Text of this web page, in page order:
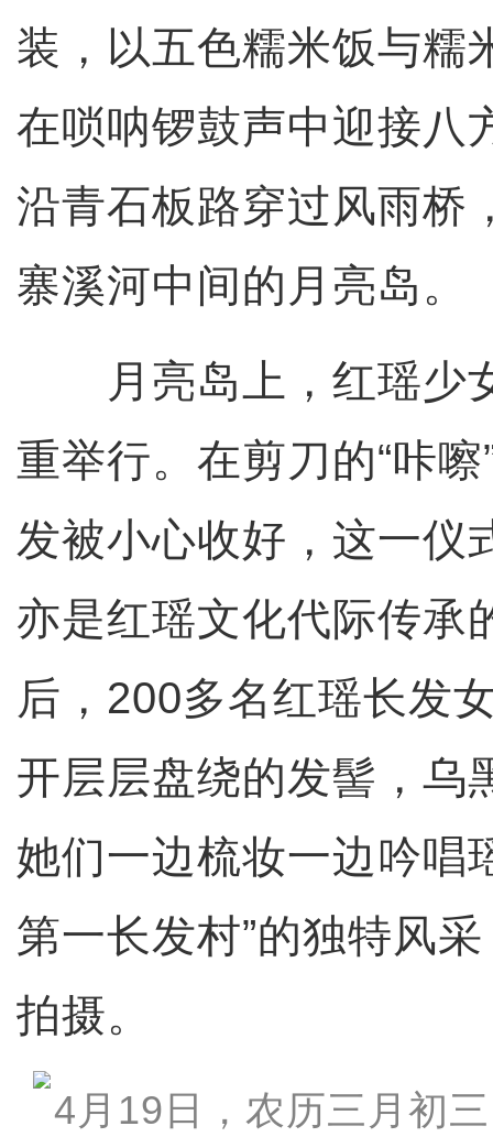
装，以五色糯米饭与糯
在唢呐锣鼓声中迎接八
沿青石板路穿过风雨桥
寨溪河中间的月亮岛。
月亮岛上，红瑶少
重举行。在剪刀的“咔
发被小心收好，这一仪
亦是红瑶文化代际传承
后，200多名红瑶长发
开层层盘绕的发髻，乌
她们一边梳妆一边吟唱
第一长发村”的独特风
拍摄。